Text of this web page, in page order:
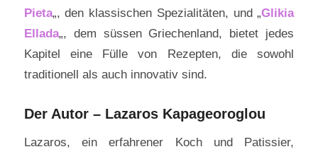
Pieta„, den klassischen Spezialitäten, und „Glikia
Ellada„, dem süssen Griechenland, bietet jedes
Kapitel eine Fülle von Rezepten, die sowohl
traditionell als auch innovativ sind.
Der Autor – Lazaros Kapageoroglou
Lazaros, ein erfahrener Koch und Patissier,